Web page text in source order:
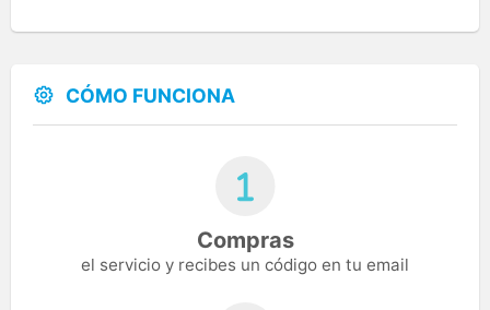
CÓMO FUNCIONA
Compras
el servicio y recibes un código en tu email